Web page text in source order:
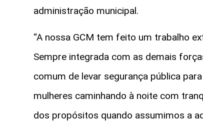
administração municipal.
“A nossa GCM tem feito um trabalho
Sempre integrada com as demais
comum de levar segurança pública
mulheres caminhando à noite com
dos propósitos quando assumimos a